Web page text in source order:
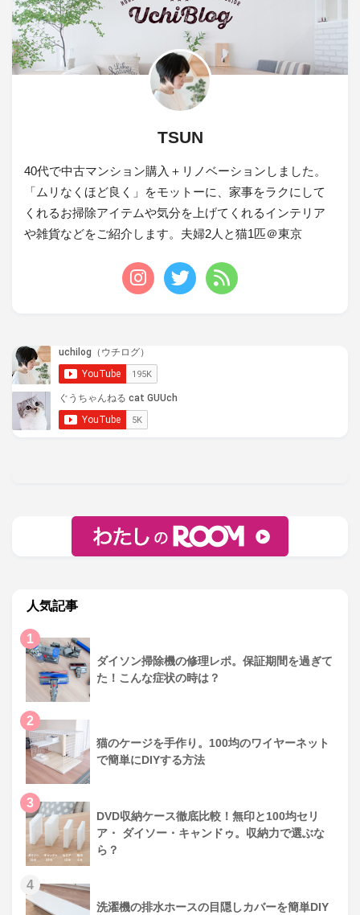
TSUN
40代で中古マンション購入＋リノベーションしました。
「ムリなくほど良く」をモットーに、家事をラクにして
くれるお掃除アイテムや気分を上げてくれるインテリア
や雑貨などをご紹介します。夫婦2人と猫1匹＠東京
人気記事
1
ダイソン掃除機の修理レポ。保証期間を過ぎて
た！こんな症状の時は？
2
猫のケージを手作り。100均のワイヤーネット
で簡単にDIYする方法
3
DVD収納ケース徹底比較！無印と100均セリ
ア・ ダイソー・キャンドゥ。収納力で選ぶな
ら？
4
洗濯機の排水ホースの目隠しカバーを簡単DIY